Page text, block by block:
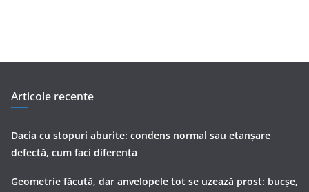
Articole recente
Dacia cu stopuri aburite: condens normal sau etanșare
defectă, cum faci diferența
Geometrie făcută, dar anvelopele tot se uzează prost: bucșe,